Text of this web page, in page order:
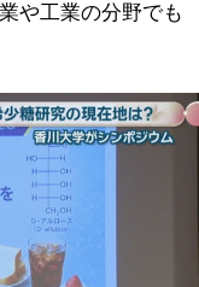
や工業の分野でも